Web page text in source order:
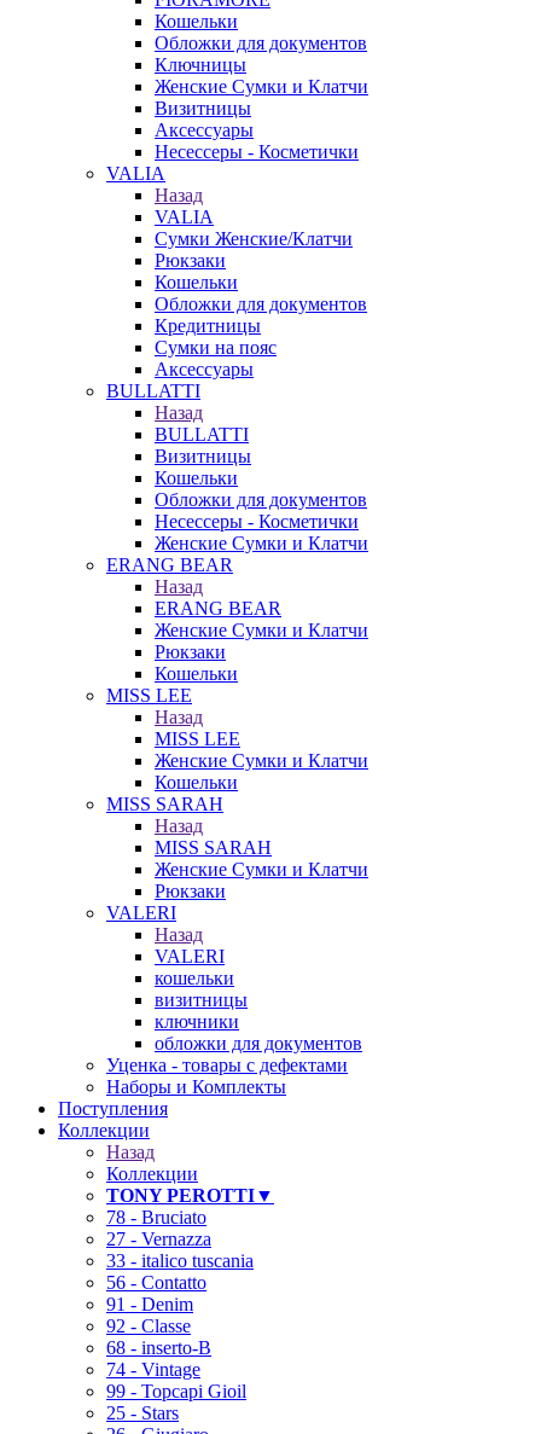
Кошельки
Обложки для документов
Ключницы
Женские Сумки и Клатчи
Визитницы
Аксессуары
Несессеры - Косметички
VALIA
Назад
VALIA
Сумки Женские/Клатчи
Рюкзаки
Кошельки
Обложки для документов
Кредитницы
Сумки на пояс
Аксессуары
BULLATTI
Назад
BULLATTI
Визитницы
Кошельки
Обложки для документов
Несессеры - Косметички
Женские Сумки и Клатчи
ERANG BEAR
Назад
ERANG BEAR
Женские Сумки и Клатчи
Рюкзаки
Кошельки
MISS LEE
Назад
MISS LEE
Женские Сумки и Клатчи
Кошельки
MISS SARAH
Назад
MISS SARAH
Женские Сумки и Клатчи
Рюкзаки
VALERI
Назад
VALERI
кошельки
визитницы
ключники
обложки для документов
Уценка - товары с дефектами
Наборы и Комплекты
Поступления
Коллекции
Назад
Коллекции
TONY PEROTTI▼
78 - Bruciato
27 - Vernazza
33 - italico tuscania
56 - Contatto
91 - Denim
92 - Classe
68 - inserto-B
74 - Vintage
99 - Topcapi Gioil
25 - Stars